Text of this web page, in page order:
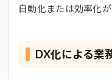
自動化または効率化が
DX化による業